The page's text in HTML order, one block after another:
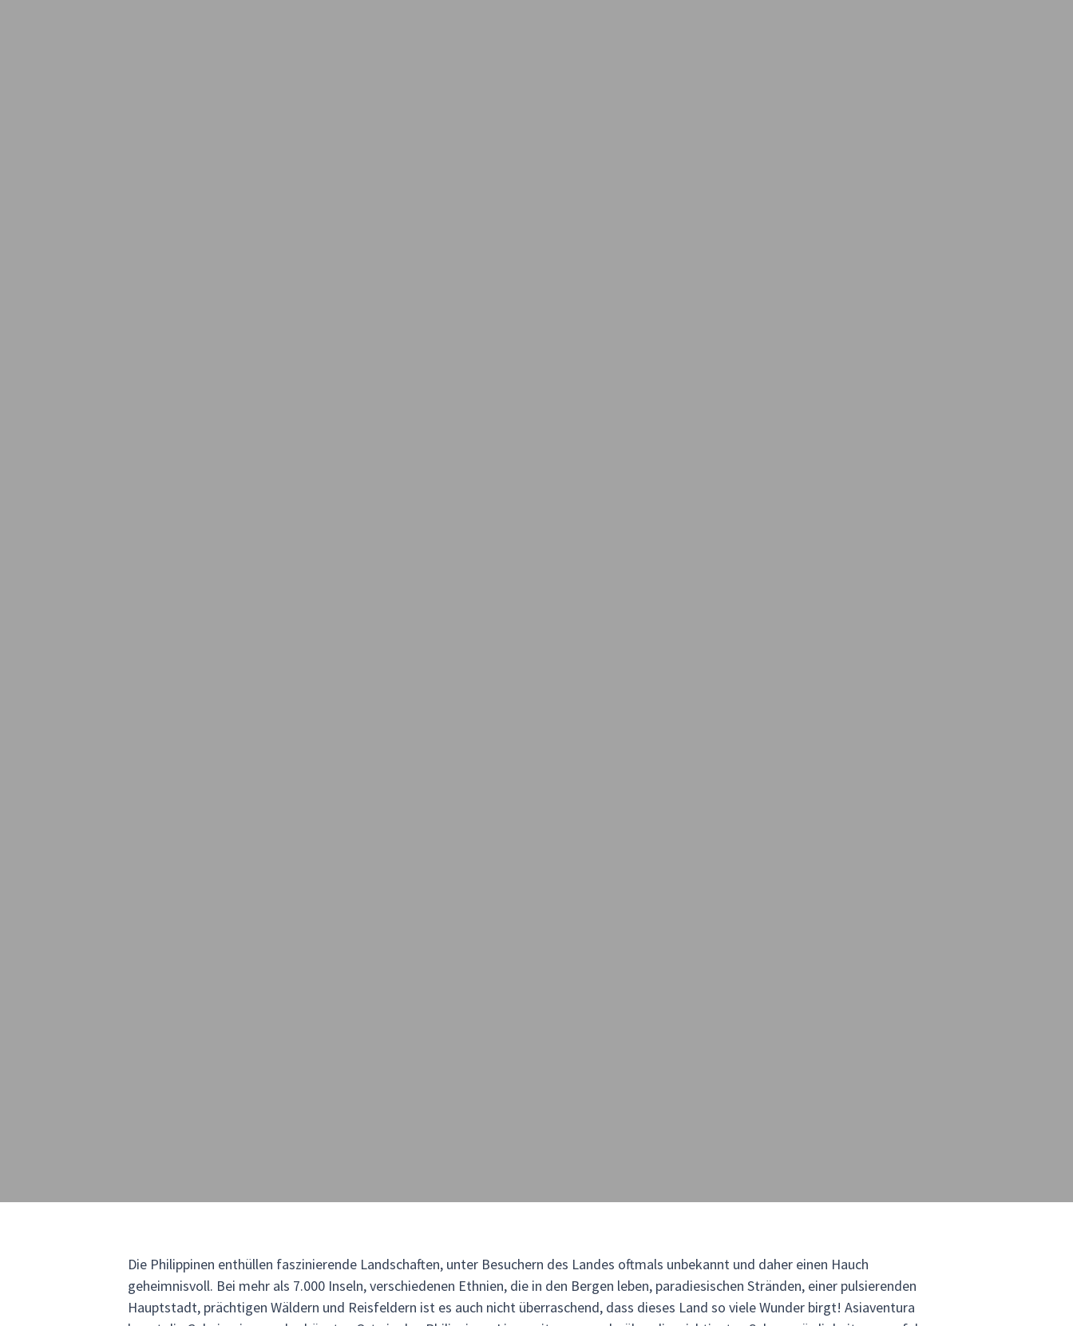
Die Philippinen enthüllen faszinierende Landschaften, unter Besuchern des Landes oftmals unbekannt und daher einen Hauch
geheimnisvoll. Bei mehr als 7.000 Inseln, verschiedenen Ethnien, die in den Bergen leben, paradiesischen Stränden, einer pulsierenden
Hauptstadt, prächtigen Wäldern und Reisfeldern ist es auch nicht überraschend, dass dieses Land so viele Wunder birgt! Asiaventura